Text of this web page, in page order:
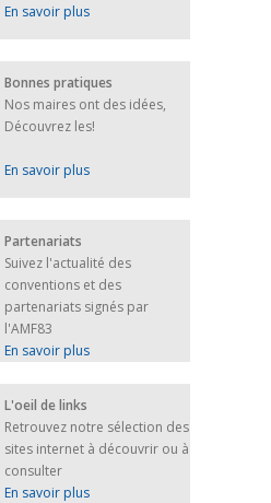
En savoir plus
Bonnes pratiques
Nos maires ont des idées,
Découvrez les!
En savoir plus
Partenariats
Suivez l'actualité des
conventions et des
partenariats signés par
l'AMF83
En savoir plus
L'oeil de links
Retrouvez notre sélection des
sites internet à découvrir ou à
consulter
En savoir plus